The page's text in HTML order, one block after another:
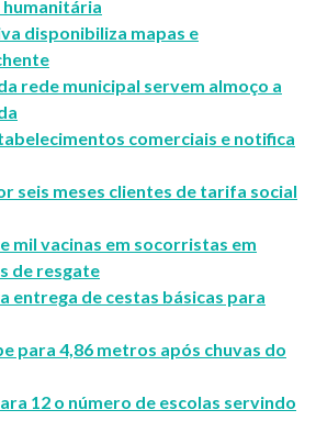
humanitária
disponibiliza mapas e
rede municipal servem almoço a
comerciais e notifica
seis meses clientes de tarifa social
mil vacinas em socorristas em
de resgate
entrega de cestas básicas para
para 4,86 metros após chuvas do
12 o número de escolas servindo